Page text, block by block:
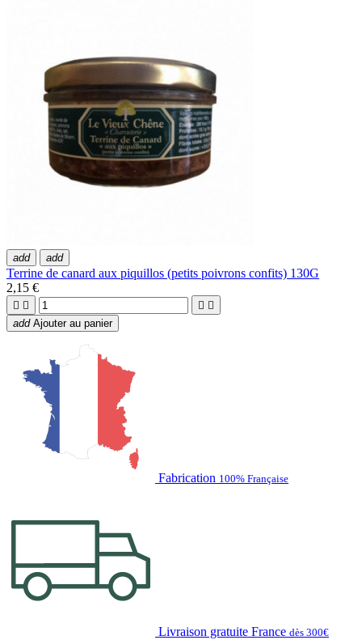
add add
Terrine de canard aux piquillos (petits poivrons confits) 130G
2,15 €
   
add Ajouter au panier
Fabrication 100% Française
Livraison gratuite France dès 300€